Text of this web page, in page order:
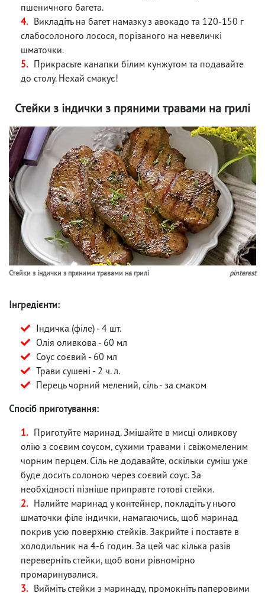
пшеничного багета.
Викладіть на багет намазку з авокадо та 120-150 г
слабосолоного лосося, порізаного на невеличкі
шматочки.
Прикрасьте канапки білим кунжутом та подавайте
до столу. Нехай смакує!
Стейки з індички з пряними травами на грилі
Стейки з індички з пряними травами на грилі pinterest
Інгредієнти:
Індичка (філе) - 4 шт.
Олія оливкова - 60 мл
Соус соєвий - 60 мл
Трави сушені - 2 ч. л.
Перець чорний мелений, сіль - за смаком
Спосіб приготування:
Приготуйте маринад. Змішайте в мисці оливкову
олію з соєвим соусом, сухими травами і свіжомеленим
чорним перцем. Сіль не додавайте, оскільки суміш уже
буде досить солоною через соєвий соус. За
необхідності пізніше приправте готові стейки.
Налийте маринад у контейнер, покладіть у нього
шматочки філе індички, намагаючись, щоб маринад
покрив усю поверхню стейків. Закрийте і поставте в
холодильник на 4-6 годин. За цей час кілька разів
переверніть стейки, щоб вони рівномірно
промаринувалися.
Вийміть стейки з маринаду, промокніть паперовими